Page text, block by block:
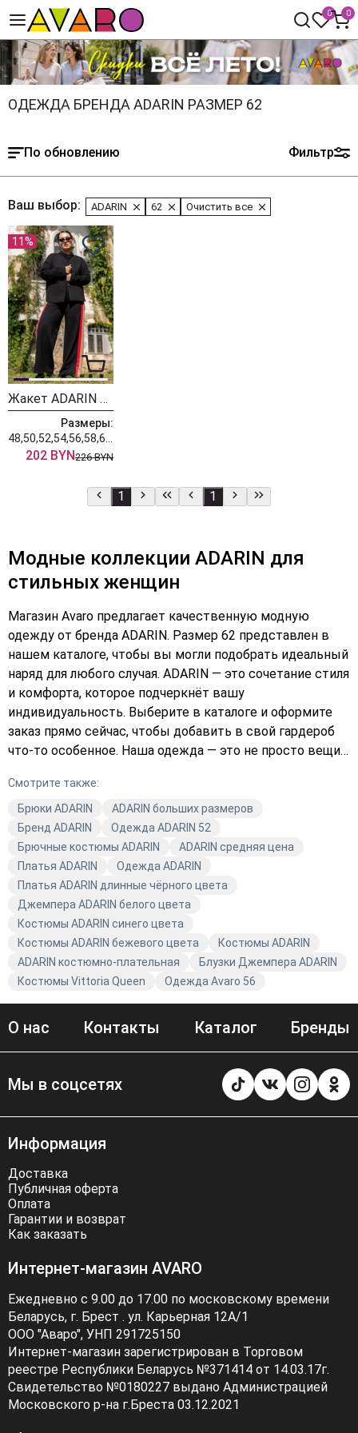
0 0
ОДЕЖДА БРЕНДА ADARIN РАЗМЕР 62
По обновлению Фильтр
Ваш выбор: ADARIN 62 Очистить все
11%
Жакет ADARIN 007
Размеры:
202 BYN226 BYN
1 1
Модные коллекции ADARIN для
стильных женщин
Магазин Avaro предлагает качественную модную
одежду от бренда ADARIN. Размер 62 представлен в
нашем каталоге, чтобы вы могли подобрать идеальный
наряд для любого случая. ADARIN — это сочетание стиля
и комфорта, которое подчеркнёт вашу
индивидуальность. Выберите в каталоге и оформите
заказ прямо сейчас, чтобы добавить в свой гардероб
что-то особенное. Наша одежда — это не просто вещи,
Закажите с доставкой и наслаждайтесь комфортом и
качеством Avaro.
Смотрите также:
Брюки ADARIN
ADARIN больших размеров
Бренд ADARIN
Одежда ADARIN 52
Брючные костюмы ADARIN
ADARIN средняя цена
Платья ADARIN
Одежда ADARIN
Платья ADARIN длинные чёрного цвета
Джемпера ADARIN белого цвета
Костюмы ADARIN синего цвета
Костюмы ADARIN бежевого цвета
Костюмы ADARIN
ADARIN костюмно-плательная
Блузки Джемпера ADARIN
Костюмы Vittoria Queen
Одежда Avaro 56
О нас Контакты Каталог Бренды
Мы в соцсетях
Информация
Доставка
Публичная оферта
Оплата
Гарантии и возврат
Как заказать
Интернет-магазин AVARO
Ежедневно с 9.00 до 17.00 по московскому времени
Беларусь, г. Брест . ул. Карьерная 12А/1
ООО "Аваро", УНП 291725150
Интернет-магазин зарегистрирован в Торговом
реестре Республики Беларусь №371414 от 14.03.17г.
Свидетельство №0180227 выдано Администрацией
Московского р-на г.Бреста 03.12.2021